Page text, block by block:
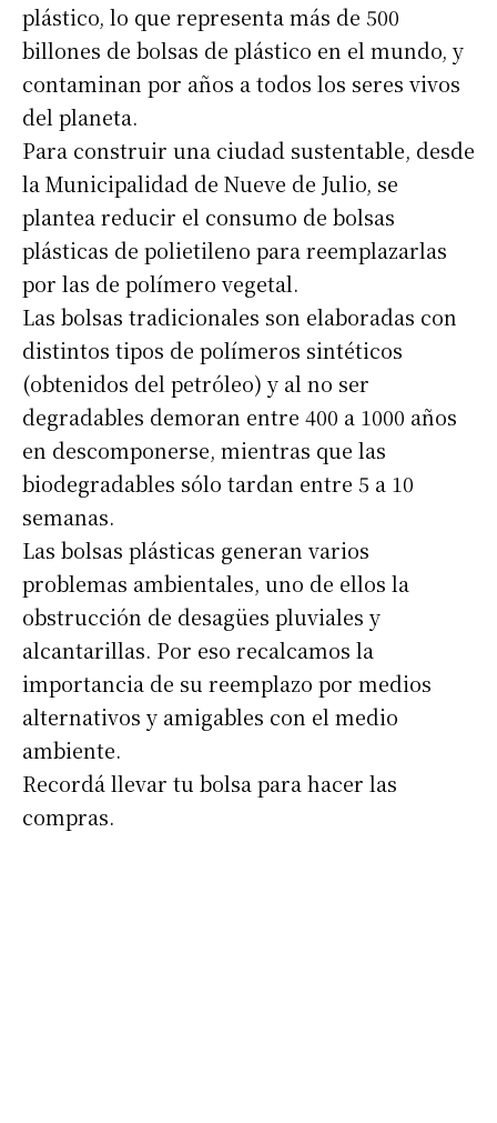
plástico, lo que representa más de 500
billones de bolsas de plástico en el mundo, y
contaminan por años a todos los seres vivos
del planeta.
Para construir una ciudad sustentable, desde
la Municipalidad de Nueve de Julio, se
plantea reducir el consumo de bolsas
plásticas de polietileno para reemplazarlas
por las de polímero vegetal.
Las bolsas tradicionales son elaboradas con
distintos tipos de polímeros sintéticos
(obtenidos del petróleo) y al no ser
degradables demoran entre 400 a 1000 años
en descomponerse, mientras que las
biodegradables sólo tardan entre 5 a 10
semanas.
Las bolsas plásticas generan varios
problemas ambientales, uno de ellos la
obstrucción de desagües pluviales y
alcantarillas. Por eso recalcamos la
importancia de su reemplazo por medios
alternativos y amigables con el medio
ambiente.
Recordá llevar tu bolsa para hacer las
compras.